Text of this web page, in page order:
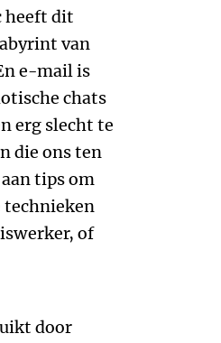
heeft dit
van
e-mail is
chats
erg slecht te
die ons ten
tips om
technieken
of
door